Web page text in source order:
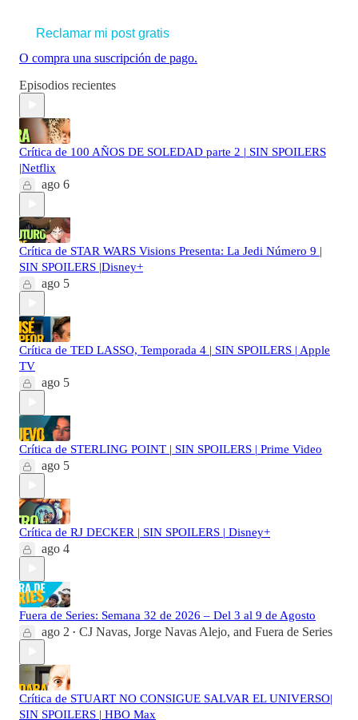
Reclamar mi post gratis
O compra una suscripción de pago.
Episodios recientes
Crítica de 100 AÑOS DE SOLEDAD parte 2 | SIN SPOILERS
|Netflix
ago 6
Crítica de STAR WARS Visions Presenta: La Jedi Número 9 |
SIN SPOILERS |Disney+
ago 5
Crítica de TED LASSO, Temporada 4 | SIN SPOILERS | Apple
TV
ago 5
Crítica de STERLING POINT | SIN SPOILERS | Prime Video
ago 5
Crítica de RJ DECKER | SIN SPOILERS | Disney+
ago 4
Fuera de Series: Semana 32 de 2026 – Del 3 al 9 de Agosto
ago 2 • CJ Navas, Jorge Navas Alejo, and Fuera de Series
Crítica de STUART NO CONSIGUE SALVAR EL UNIVERSO|
SIN SPOILERS | HBO Max